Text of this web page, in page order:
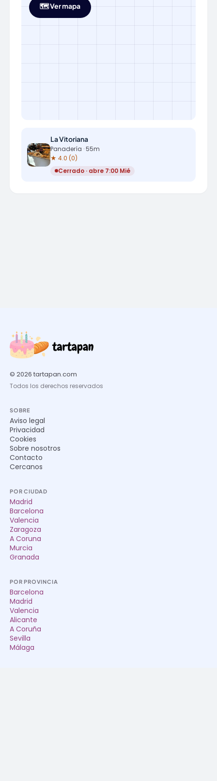
🗺️ Ver mapa
La Vitoriana
Panadería · 55m
★ 4.0 (0)
Cerrado · abre 7:00 Mié
© 2026 tartapan.com
Todos los derechos reservados
SOBRE
Aviso legal
Privacidad
Cookies
Sobre nosotros
Contacto
Cercanos
POR CIUDAD
Madrid
Barcelona
Valencia
Zaragoza
A Coruna
Murcia
Granada
POR PROVINCIA
Barcelona
Madrid
Valencia
Alicante
A Coruña
Sevilla
Málaga